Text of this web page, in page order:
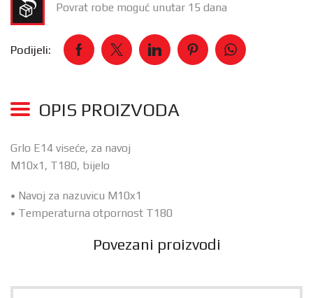
Povrat robe moguć unutar 15 dana
Podijeli:
OPIS PROIZVODA
Grlo E14 viseće, za navoj
M10x1, T180, bijelo
• Navoj za nazuvicu M10x1
• Temperaturna otpornost T180
Povezani proizvodi